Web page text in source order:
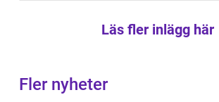
Läs fler inlägg här
Fler nyheter